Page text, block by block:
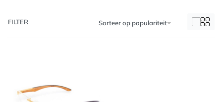
Sorteer op populariteit
FILTER